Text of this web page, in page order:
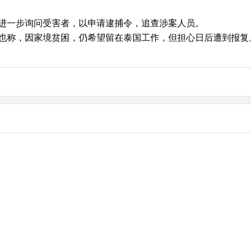
步询问受害者，以申请逮捕令，追查涉案人员。
称，因家境贫困，仍希望留在泰国工作，但担心日后遭到报复